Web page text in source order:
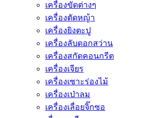
เครื่องขัดต่างๆ
เครื่องตัดหญ้า
เครื่องยิงตะปู
เครื่องลับดอกสว่าน
เครื่องสกัดคอนกรีต
เครื่องเจียร
เครื่องเซาะร่องไม้
เครื่องเป่าลม
เครื่องเลื่อยจิ๊กซอ